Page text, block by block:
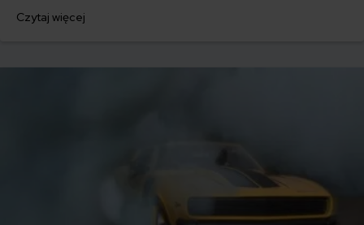
telefon by umówić się z wulkanizatorem na wymianę opon na letnie.
Czytaj więcej